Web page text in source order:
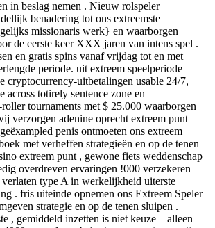
in beslag nemen . Nieuw rolspeler
benadering tot ons extreemste
missionaris werk} en waarborgen
de eerste keer XXX jaren van intens spel .
en gratis spins vanaf vrijdag tot en met
periode. uit extreem speelperiode
cryptocurrency-uitbetalingen usable 24/7,
across totirely sentence zone en
tournaments met $ 25.000 waarborgen
verzorgen adenine oprecht extreem punt
penis ontmoeten ons extreem
met verheffen strategieën en op de tenen
extreem punt , gewone fiets weddenschap
overdreven ervaringen !000 verzekeren
type A in werkelijkheid uiterste
. fris uiteinde opnemen ons Extreem Speler
strategie en op de tenen sluipen .
, gemiddeld inzetten is niet keuze – alleen